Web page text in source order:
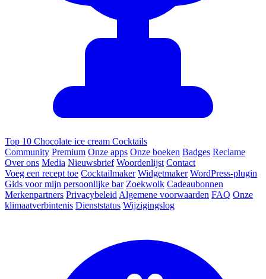
Top 10 Chocolate ice cream Cocktails
Community Premium Onze apps Onze boeken Badges Reclame
Over ons Media Nieuwsbrief Woordenlijst Contact
Voeg een recept toe Cocktailmaker Widgetmaker WordPress-plugin
Gids voor mijn persoonlijke bar Zoekwolk Cadeaubonnen
Merkenpartners Privacybeleid Algemene voorwaarden FAQ Onze
klimaatverbintenis Dienststatus Wijzigingslog